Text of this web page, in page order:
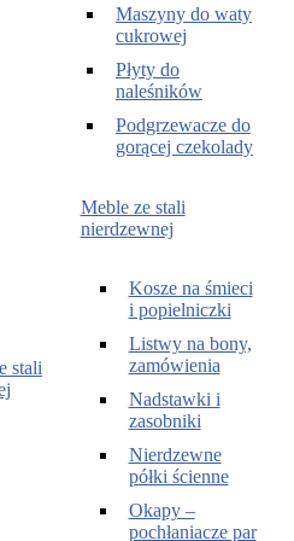
Maszyny do waty
cukrowej
Płyty do
naleśników
Podgrzewacze do
gorącej czekolady
Meble ze stali
nierdzewnej
Kosze na śmieci
i popielniczki
Listwy na bony,
zamówienia
Nadstawki i
zasobniki
Nierdzewne
półki ścienne
Okapy –
pochłaniacze par